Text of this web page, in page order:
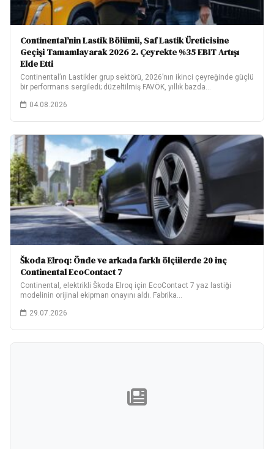
Continental’nin Lastik Bölümü, Saf Lastik Üreticisine
Geçişi Tamamlayarak 2026 2. Çeyrekte %35 EBIT Artışı
Elde Etti
Continental’ın Lastikler grup sektörü, 2026’nın ikinci çeyreğinde güçlü
bir performans sergiledi; düzeltilmiş FAVÖK, yıllık bazda…
04.08.2026
Škoda Elroq: Önde ve arkada farklı ölçülerde 20 inç
Continental EcoContact 7
Continental, elektrikli Škoda Elroq için EcoContact 7 yaz lastiği
modelinin orijinal ekipman onayını aldı. Fabrika…
29.07.2026